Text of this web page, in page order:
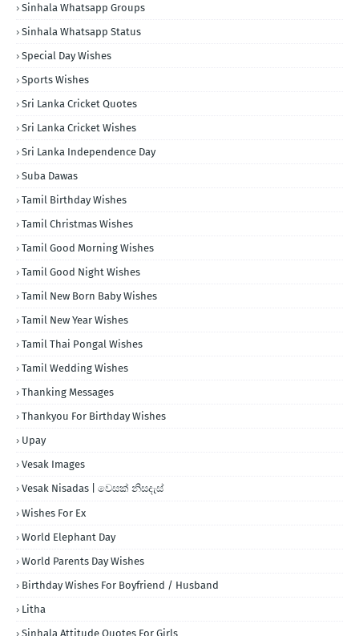
Sinhala Whatsapp Groups
Sinhala Whatsapp Status
Special Day Wishes
Sports Wishes
Sri Lanka Cricket Quotes
Sri Lanka Cricket Wishes
Sri Lanka Independence Day
Suba Dawas
Tamil Birthday Wishes
Tamil Christmas Wishes
Tamil Good Morning Wishes
Tamil Good Night Wishes
Tamil New Born Baby Wishes
Tamil New Year Wishes
Tamil Thai Pongal Wishes
Tamil Wedding Wishes
Thanking Messages
Thankyou For Birthday Wishes
Upay
Vesak Images
Vesak Nisadas | වෙසක් නිසදැස්
Wishes For Ex
World Elephant Day
World Parents Day Wishes
Birthday Wishes For Boyfriend / Husband
Litha
Sinhala Attitude Quotes For Girls